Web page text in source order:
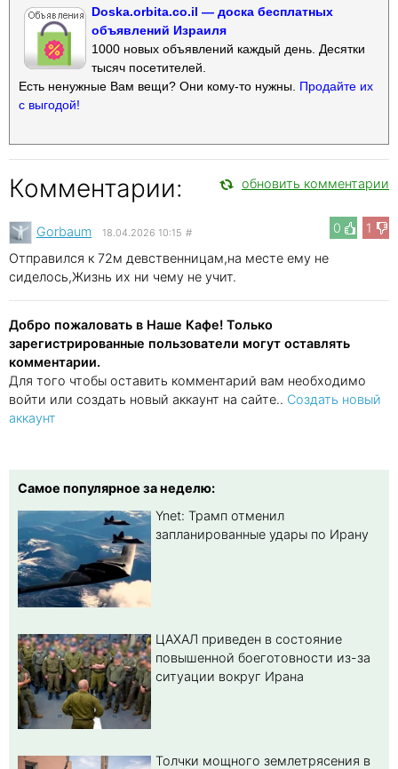
Doska.orbita.co.il — доска бесплатных
объявлений Израиля
1000 новых объявлений каждый день. Десятки
тысяч посетителей.
Есть ненужные Вам вещи? Они кому-то нужны. Продайте их
с выгодой!
Комментарии: обновить комментарии
0 1
Gorbaum 18.04.2026 10:15 #
Отправился к 72м девственницам,на месте ему не
сиделось,Жизнь их ни чему не учит.
Добро пожаловать в Наше Кафе! Только
зарегистрированные пользователи могут оставлять
комментарии.
Для того чтобы оставить комментарий вам необходимо
войти или создать новый аккаунт на сайте.. Создать новый
аккаунт
Самое популярное за неделю:
Ynet: Трамп отменил
запланированные удары по Ирану
ЦАХАЛ приведен в состояние
повышенной боеготовности из-за
ситуации вокруг Ирана
Толчки мощного землетрясения в